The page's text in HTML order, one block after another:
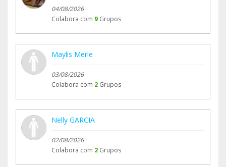
04/08/2026
Colabora com 9 Grupos
Maylis Merle
03/08/2026
Colabora com 2 Grupos
Nelly GARCIA
02/08/2026
Colabora com 2 Grupos